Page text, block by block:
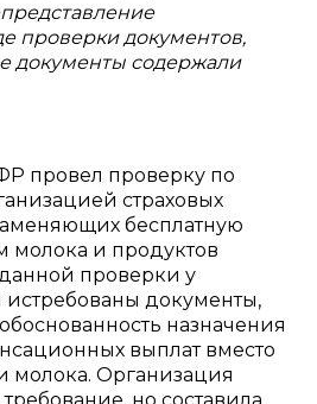
проверки документов,
документы содержали
провел проверку по
страховых
бесплатную
молока и продуктов
проверки у
документы,
назначения
выплат вместо
молока. Организация